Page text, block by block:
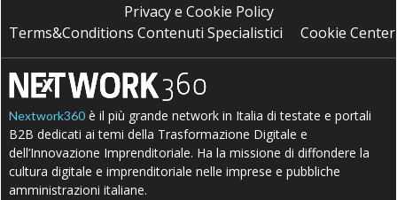
Privacy e Cookie Policy
Terms&Conditions Contenuti Specialistici
Cookie Center
Nextwork360 è il più grande network in Italia di testate e portali
B2B dedicati ai temi della Trasformazione Digitale e
dell’Innovazione Imprenditoriale. Ha la missione di diffondere la
cultura digitale e imprenditoriale nelle imprese e pubbliche
amministrazioni italiane.